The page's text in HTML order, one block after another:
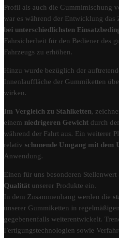
Profil als auch die Gummimischung
war es während der Entwicklung das
bei unterschiedlichsten
Fahrsicherheit für den Bediener des
Fahrzeugs zu erhöhen.
Hinzu wurde bezüglich der
Innenlauffläche der Gummiketten
wirken.
Im Vergleich zu Stahlketten,
einem niedrigeren Gewicht durch
während der Fahrt aus. Ein weiterer
relativ schonende Umgang mit dem
Anwendung.
Einen für uns besonderen
Qualität unserer Produkte ein.
In dem Zusammenhang werden die
unserer Gummiketten in
gegebenenfalls weiterentwickelt.
Fertigungstechnologien sowie